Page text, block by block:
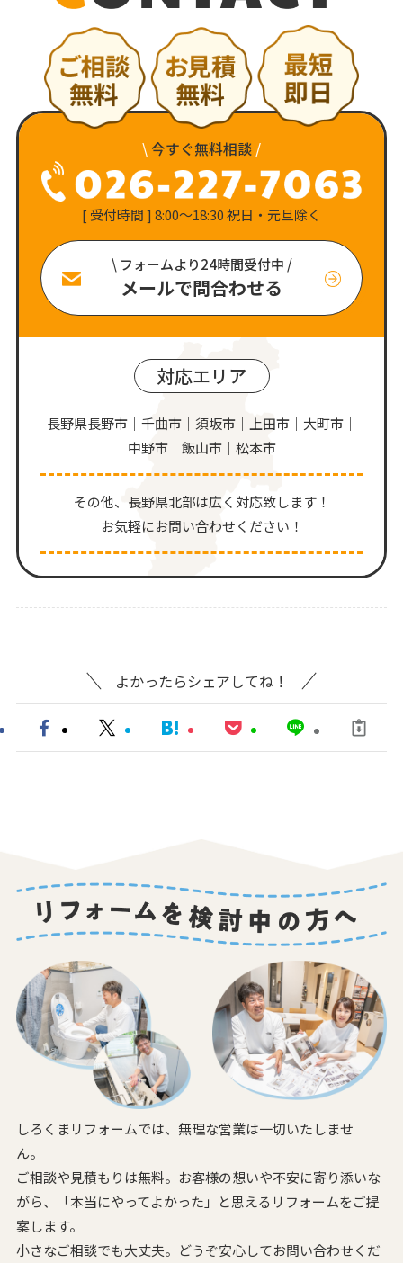
\ 今すぐ無料相談 /
[ 受付時間 ] 8:00〜18:30 祝日・元旦除く
\ フォームより24時間受付中 /
メールで問合わせる
対応エリア
長野県長野市｜千曲市｜須坂市｜上田市｜大町市｜
中野市｜飯山市｜松本市
その他、⻑野県北部は広く対応致します！
お気軽にお問い合わせください！
よかったらシェアしてね！
しろくまリフォームでは、無理な営業は一切いたしませ
ん。
ご相談や見積もりは無料。お客様の想いや不安に寄り添いな
がら、
「本当にやってよかった」と思えるリフォームをご提
案します。
小さなご相談でも大丈夫。どうぞ安心してお問い合わせくだ